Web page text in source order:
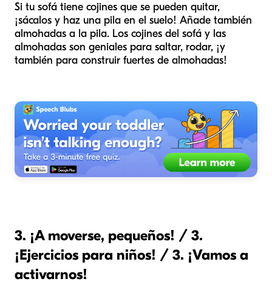
Si tu sofá tiene cojines que se pueden quitar,
¡sácalos y haz una pila en el suelo! Añade también
almohadas a la pila. Los cojines del sofá y las
almohadas son geniales para saltar, rodar, ¡y
también para construir fuertes de almohadas!
3. ¡A moverse, pequeños! / 3.
¡Ejercicios para niños! / 3. ¡Vamos a
activarnos!